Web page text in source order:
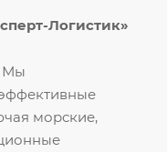
Логистик»
Мы
морские,